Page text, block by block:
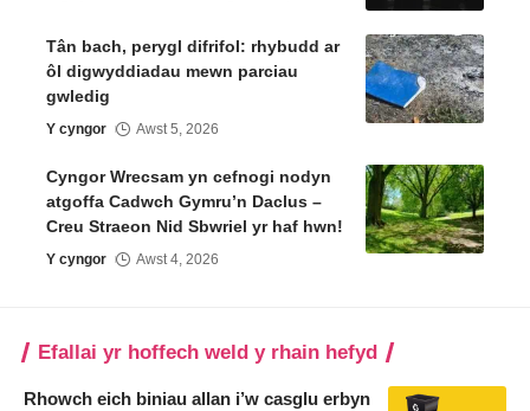
Tân bach, perygl difrifol: rhybudd ar
ôl digwyddiadau mewn parciau
gwledig
Y cyngor Awst 5, 2026
Cyngor Wrecsam yn cefnogi nodyn
atgoffa Cadwch Gymru’n Daclus –
Creu Straeon Nid Sbwriel yr haf hwn!
Y cyngor Awst 4, 2026
Efallai yr hoffech weld y rhain hefyd
Rhowch eich biniau allan i’w casglu erbyn